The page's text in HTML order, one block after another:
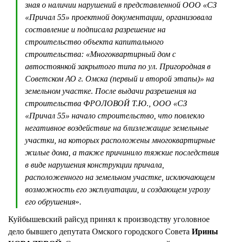
зная о наличии нарушений в представленной ООО «СЗ
«Причал 55» проектной документации, организовала
составление и подписала разрешение на
строительство объекта капитального
строительства: «Многоквартирный дом с
автостоянкой закрытого типа по ул. Пригородная в
Советском АО г. Омска (первый и второй этапы)» на
земельном участке. После выдачи разрешения на
строительства ФРОЛОВОЙ Т.Ю., ООО «СЗ
«Причал 55» начало строительство, что повлекло
негативное воздействие на близлежащие земельные
участки, на которых расположены многоквартирные
жилые дома, а также причинило тяжкие последствия
в виде нарушения конструкции причала,
расположенного на земельном участке, исключающем
возможность его эксплуатации, и создающем угрозу
его обрушения».
Куйбышевский райсуд принял к производству уголовное
дело бывшего депутата Омского городского Совета Ирины